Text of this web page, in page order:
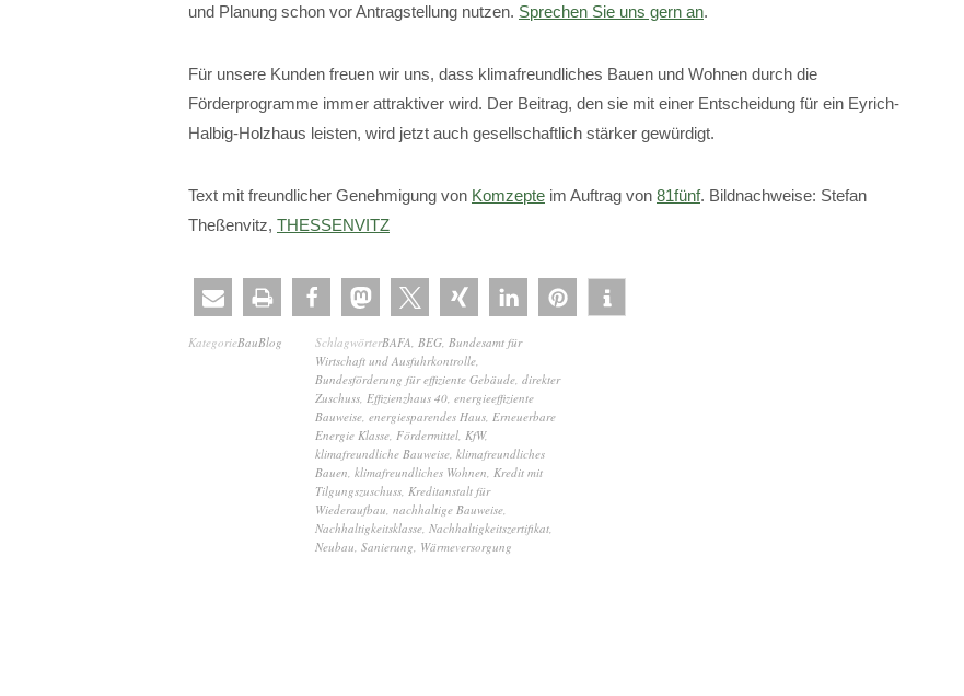
und Planung schon vor Antragstellung nutzen. Sprechen Sie uns gern an.
Für unsere Kunden freuen wir uns, dass klimafreundliches Bauen und Wohnen durch die
Förderprogramme immer attraktiver wird. Der Beitrag, den sie mit einer Entscheidung für ein Eyrich-
Halbig-Holzhaus leisten, wird jetzt auch gesellschaftlich stärker gewürdigt.
Text mit freundlicher Genehmigung von Komzepte im Auftrag von 81fünf. Bildnachweise: Stefan
Theßenvitz, THESSENVITZ
KategorieBauBlog SchlagwörterBAFA BEG Bundesamt für
Wirtschaft und Ausfuhrkontrolle
Bundesförderung für effiziente Gebäude direkter
Zuschuss Effizienzhaus 40 energieeffiziente
Bauweise energiesparendes Haus Erneuerbare
Energie Klasse Fördermittel KfW,
klimafreundliche Bauweise klimafreundliches
Bauen klimafreundliches Wohnen Kredit mit
Tilgungszuschuss Kreditanstalt für
Wiederaufbau nachhaltige Bauweise
Nachhaltigkeitsklasse Nachhaltigkeitszertifikat
Neubau Sanierung Wärmeversorgung